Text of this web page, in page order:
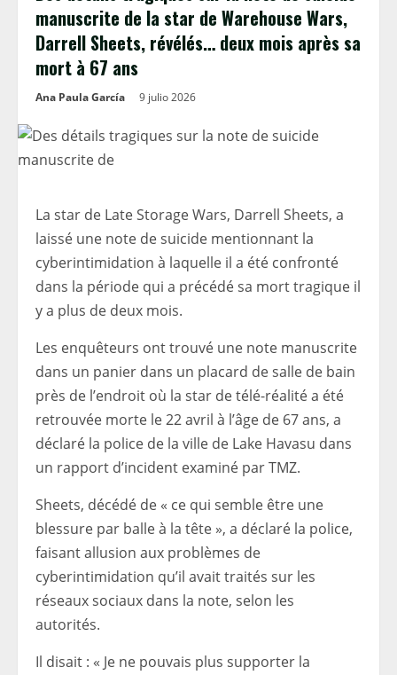
manuscrite de la star de Warehouse Wars,
Darrell Sheets, révélés… deux mois après sa
mort à 67 ans
Ana Paula García 9 julio 2026
La star de Late Storage Wars, Darrell Sheets, a
laissé une note de suicide mentionnant la
cyberintimidation à laquelle il a été confronté
dans la période qui a précédé sa mort tragique il
y a plus de deux mois.
Les enquêteurs ont trouvé une note manuscrite
dans un panier dans un placard de salle de bain
près de l’endroit où la star de télé-réalité a été
retrouvée morte le 22 avril à l’âge de 67 ans, a
déclaré la police de la ville de Lake Havasu dans
un rapport d’incident examiné par TMZ.
Sheets, décédé de « ce qui semble être une
blessure par balle à la tête », a déclaré la police,
faisant allusion aux problèmes de
cyberintimidation qu’il avait traités sur les
réseaux sociaux dans la note, selon les
autorités.
Il disait : « Je ne pouvais plus supporter la